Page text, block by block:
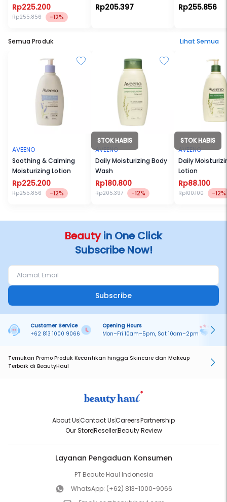
Rp225.200
Rp255.856 -12%
Rp205.397
Lotion
Rp255.856
Semua Produk Lihat Semua
AVEENO
Soothing & Calming
Moisturizing Lotion
Rp225.200
Rp255.856 -12%
STOK HABIS
AVEENO
Daily Moisturizing Body
Wash
Rp180.800
Rp205.397 -12%
STOK HABIS
AVEENO
Daily
Lotion
Rp88.100
Rp100.100 -12%
Beautyin One Click
Subscribe Now!
Subscribe
Customer Service
+62 813 1000 9066
Opening Hours
Mon–Fri 10am–5pm, Sat 10am–2pm
Temukan Promo Produk Kecantikan hingga Skincare dan Makeup
Terbaik di BeautyHaul
About UsContact UsCareersPartnership
Our StoreResellerBeauty Review
Layanan Pengaduan Konsumen
PT Beaute Haul Indonesia
WhatsApp: (+62) 813-1000-9066